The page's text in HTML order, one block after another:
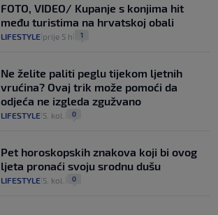
FOTO, VIDEO/ Kupanje s konjima hit
među turistima na hrvatskoj obali
LIFESTYLE prije 5 h 1
Ne želite paliti peglu tijekom ljetnih
vrućina? Ovaj trik može pomoći da
odjeća ne izgleda zgužvano
LIFESTYLE 5. kol. 0
Pet horoskopskih znakova koji bi ovog
ljeta pronaći svoju srodnu dušu
LIFESTYLE 5. kol. 0